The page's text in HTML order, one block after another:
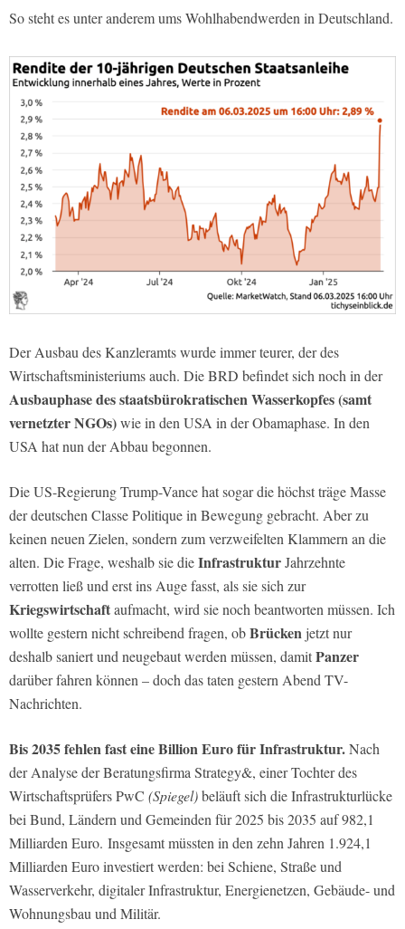
So steht es unter anderem ums Wohlhabendwerden in Deutschland.
Der Ausbau des Kanzleramts wurde immer teurer, der des
Wirtschaftsministeriums auch. Die BRD befindet sich noch in der
Ausbauphase des staatsbürokratischen Wasserkopfes (samt
vernetzter NGOs)wie in den USA in der Obamaphase. In den
USA hat nun der Abbau begonnen.
Die US-Regierung Trump-Vance hat sogar die höchst träge Masse
der deutschen Classe Politique in Bewegung gebracht. Aber zu
keinen neuen Zielen, sondern zum verzweifelten Klammern an die
alten. Die Frage, weshalb sie dieInfrastrukturJahrzehnte
verrotten ließ und erst ins Auge fasst, als sie sich zur
Kriegswirtschaftaufmacht, wird sie noch beantworten müssen. Ich
wollte gestern nicht schreibend fragen, obBrücken jetzt nur
deshalb saniert und neugebaut werden müssen, damitPanzer
darüber fahren können – doch das taten gestern Abend TV-
Nachrichten.
Bis 2035 fehlen fast eine Billion Euro für Infrastruktur.Nach
der Analyse der Beratungsfirma Strategy&, einer Tochter des
Wirtschaftsprüfers PwC (Spiegel)beläuft sich die Infrastrukturlücke
bei Bund, Ländern und Gemeinden für 2025 bis 2035 auf 982,1
Milliarden Euro. Insgesamt müssten in den zehn Jahren 1.924,1
Milliarden Euro investiert werden: bei Schiene, Straße und
Wasserverkehr, digitaler Infrastruktur, Energienetzen, Gebäude- und
Wohnungsbau und Militär.